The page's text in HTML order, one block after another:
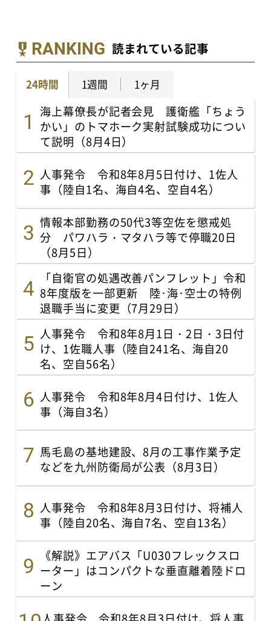
RANKING 読まれている記事
24時間 1週間 1ヶ月
海上幕僚長が記者会見 護衛艦「ちょう
かい」のトマホーク実射試験成功につい
て説明（8月4日）
人事発令 令和8年8月5日付け、1佐人
事（陸自1名、海自4名、空自4名）
情報本部勤務の50代3等空佐を懲戒処
分 パワハラ・マタハラ等で停職20日
（8月5日）
「自衛官の処遇改善パンフレット」令和
8年度版を一部更新 陸･海･空士の特例
退職手当に変更（7月29日）
人事発令 令和8年8月1日・2日・3日付
け、1佐職人事（陸自241名、海自20
名、空自56名）
人事発令 令和8年8月4日付け、1佐人
事（海自3名）
馬毛島の基地建設、8月の工事作業予定
などを九州防衛局が公表（8月3日）
人事発令 令和8年8月3日付け、将補人
事（陸自20名、海自7名、空自13名）
《解説》エアバス「U030フレックスロ
ーター」はコンパクトな垂直離着陸ドロ
ーン